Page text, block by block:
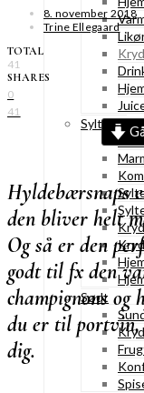
Syltning
Gelé
Sødt
8. november 2018
Trine Ellegaard
TOTAL
41
SHARES
0
41
Hyldebærsnaps
den bliver helt
Og så er den
godt til fx den
champignons og
du er til portvin,
dig.